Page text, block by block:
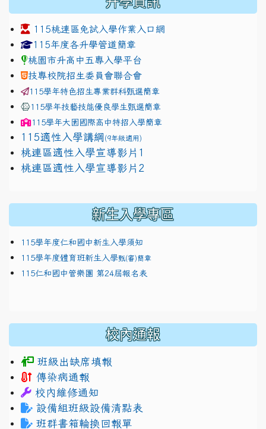
115桃連區免試入學作業入口網
link to https://www.jhjhs.tyc.edu.tw/modules/
115年度各升學管道簡章
桃園市升高中五專入學平台
技專校院招生委員會聯合會
115學年特色招生專業群科甄選簡章
115學年技藝技能優良學生甄選簡章
115學年大園國際高中特招入學簡章
115適性入學講綱 (9年級適用)
link to https://docs.google.com/presentation/d/
桃連區適性入學宣導影片1
link to https://docs.google.com/presentation/d/
桃連區適性入學宣導影片2
新生入學專區
115學年度仁和國中新生入學須知
115學年度體育班新生入學甄(審)簡章
115仁和國中管樂團 第24屆報名表
校內通報
班級出缺席填報
傳染病通報
校內維修通知
設備組班級設備清點表
班群書箱輪換回報單